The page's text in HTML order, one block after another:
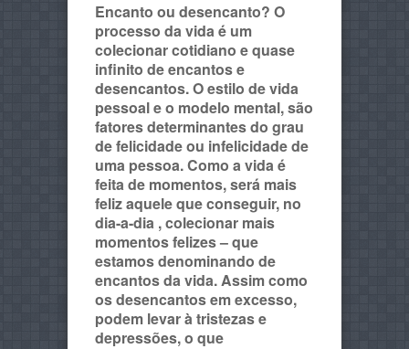
Encanto ou desencanto? O
processo da vida é um
colecionar cotidiano e quase
infinito de encantos e
desencantos. O estilo de vida
pessoal e o modelo mental, são
fatores determinantes do grau
de felicidade ou infelicidade de
uma pessoa. Como a vida é
feita de momentos, será mais
feliz aquele que conseguir, no
dia-a-dia , colecionar mais
momentos felizes – que
estamos denominando de
encantos da vida. Assim como
os desencantos em excesso,
podem levar à tristezas e
depressões, o que